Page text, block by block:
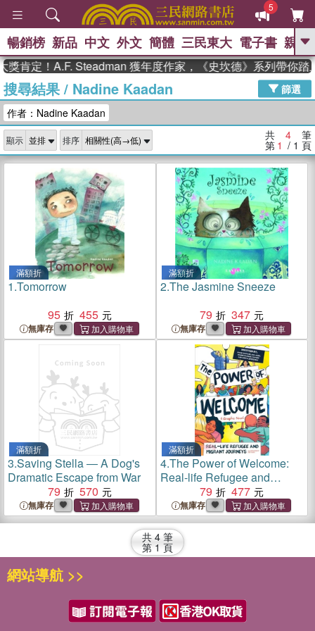
5
GO
熱搜： 東野圭吾 高希均教授回憶錄
、 The Odyssey 、 父親節 、 花開錦
李登輝時代 、 數學女孩：黎曼猜想
、
如果歷史是一
群喵 、 臺灣漫遊錄
暢銷榜 新品 中文 外文 簡體 三民東大 電子書 親子
肯定！A.F. Steadman 獲年度作家，《史坎德》系列帶你踏
搜尋結果/ Nadine Kaadan
篩選
作者：Nadine Kaadan
顯示 排序 共 4 筆
第 1 / 1 頁
滿額折
1.Tomorrow
95
455
無庫存
滿額折
2.The Jasmine Sneeze
79
347
無庫存
滿額折
3.Saving Stella ― A Dog's
Dramatic Escape from War
79
570
無庫存
滿額折
4.The Power of Welcome:
Real-life Refugee and
Migrant Journeys
79 477
無庫存
共 4 筆
第 1 頁
網站導航 >>